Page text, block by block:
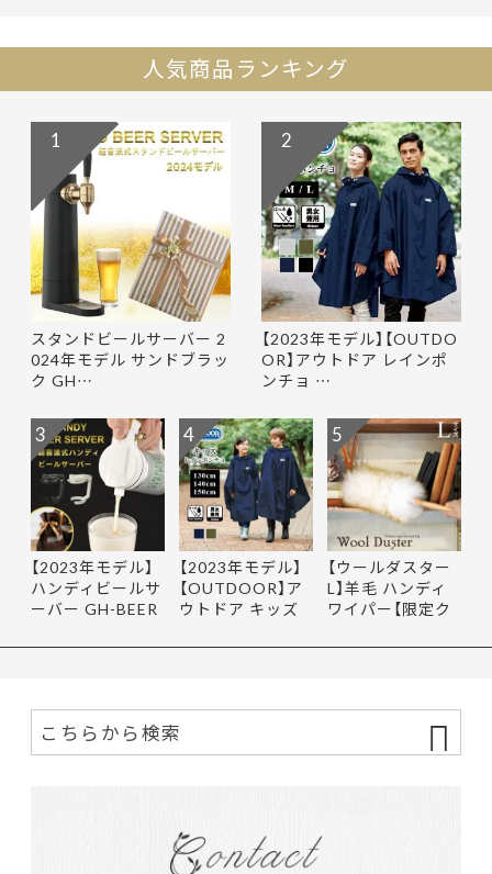
人気商品ランキング
スタンドビールサーバー 2
024年モデル サンドブラッ
ク GH…
1
【2023年モデル】【OUTDO
OR】アウトドア レインポ
ンチョ …
2
【2023年モデル】
ハンディビールサ
ーバー GH-BEER
3
【2023年モデル】
【OUTDOOR】ア
ウトドア キッズ
4
【ウールダスター
L】羊毛 ハンディ
ワイパー【限定ク
5